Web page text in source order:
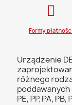
Formy
Urządzenie
różnego
PE, PP, PA, PB,